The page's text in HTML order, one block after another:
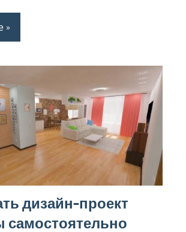
дизайн-проект
самостоятельно